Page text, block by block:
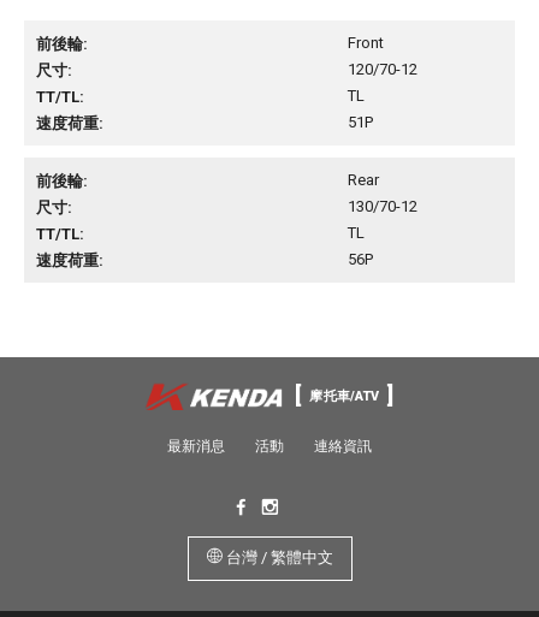
Front
120/70-12
TL
51P
Rear
130/70-12
TL
56P
摩托車/ATV
最新消息 活動 連絡資訊
台灣 / 繁體中文